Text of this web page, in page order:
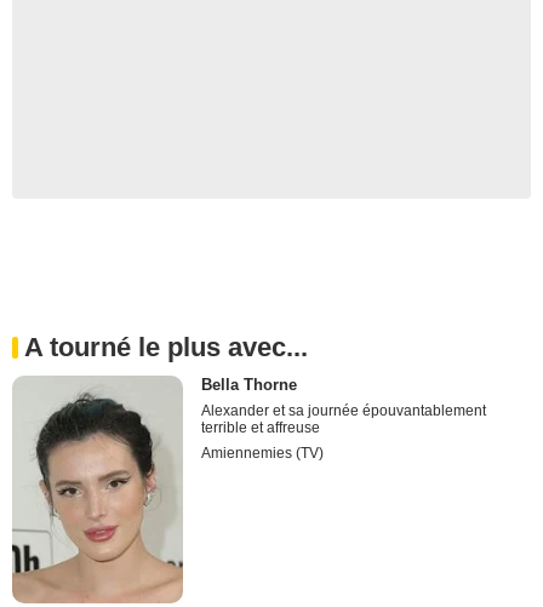
A tourné le plus avec...
Bella Thorne
Alexander et sa journée épouvantablement
terrible et affreuse
Amiennemies (TV)